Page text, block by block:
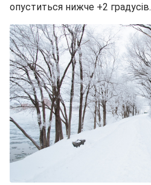
опуститься нижче +2 градусів.